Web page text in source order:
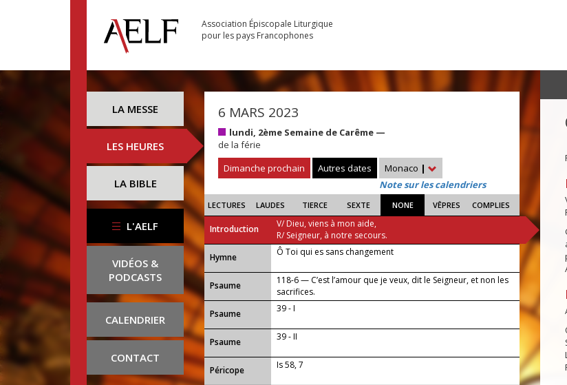
Association Épiscopale Liturgique
pour les pays Francophones
LA MESSE
LES HEURES
LA BIBLE
L'AELF
VIDÉOS &
PODCASTS
CALENDRIER
CONTACT
6 MARS 2023
lundi, 2ème Semaine de Carême —
de la férie
Dimanche prochain
Autres dates Monaco |
Note sur les calendriers
LECTURES LAUDES TIERCE SEXTE NONE VÊPRES COMPLIES
Introduction
V/ Dieu, viens à mon aide,
R/ Seigneur, à notre secours.
...
Hymne Ô Toi qui es sans changement
Psaume
118-6 — C’est l’amour que je veux, dit le Seigneur, et non les
sacrifices.
Psaume
39 - I
Psaume 39 - II
Péricope Is 58, 7